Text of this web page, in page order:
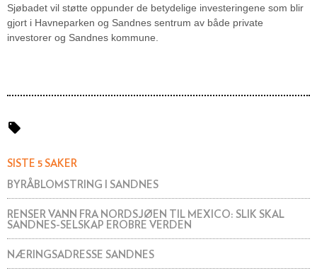
Sjøbadet vil støtte oppunder de betydelige investeringene som blir
gjort i Havneparken og Sandnes sentrum av både private
investorer og Sandnes kommune.
SISTE 5 SAKER
BYRÅBLOMSTRING I SANDNES
RENSER VANN FRA NORDSJØEN TIL MEXICO: SLIK SKAL
SANDNES-SELSKAP EROBRE VERDEN
NÆRINGSADRESSE SANDNES